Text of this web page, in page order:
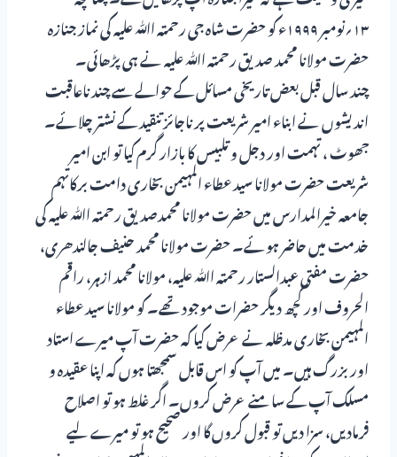
۱۳؍نومبر ۱۹۹۹ء کو حضرت شاہ جی رحمتہ اﷲ علیہ کی نماز جنازہ
حضرت مولانا محمد صدیق رحمتہ اﷲ علیہ نے ہی پڑھائی۔
چند سال قبل بعض تاریخی مسائل کے حوالے سے چند ناعاقبت
اندیشوں نے ابناء امیر شریعت پر ناجائز تنقید کے نشتر چلائے۔
جھوٹ ، تہمت اور دجل و تلبیس کا بازار گرم کیا تو ابن امیر
شریعت حضرت مولانا سید عطاء المہیمن بخاری دامت برکاتہم
جامعہ خیرالمدارس میں حضرت مولانا محمدصدیق رحمتہ اﷲ علیہ کی
خدمت میں حاضر ہوئے۔ حضرت مولانا محمد حنیف جالندھری،
حضرت مفتی عبدالستار رحمتہ اﷲ علیہ، مولانا محمد ازہر، راقم
الحروف اور کچھ دیگر حضرات موجود تھے۔ کو مولانا سید عطاء
المہیمن بخاری مدظلہ نے عرض کیا کہ حضرت آپ میرے استاد
اور بزرگ ہیں۔ میں آپ کو اس قابل سمجھتا ہوں کہ اپنا عقیدہ و
مسلک آپ کے سامنے عرض کروں۔ اگر غلط ہو تو اصلاح
فرمادیں، سزا دیں تو قبول کروں گا اور صحیح ہو تو میرے لیے